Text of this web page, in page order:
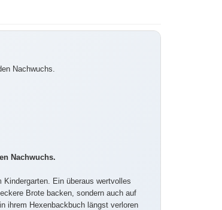
Nachwuchs.
Nachwuchs.
Ein überaus wertvolles
Brote backen, sondern auch auf
ihrem Hexenbackbuch längst verloren